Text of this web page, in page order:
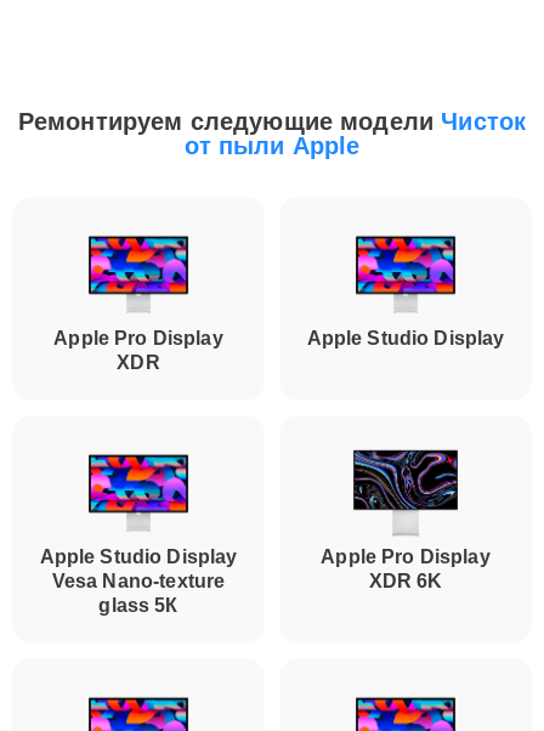
Ремонтируем следующие модели Чисток
от пыли Apple
Apple Pro Display
XDR
Apple Studio Display
Apple Studio Display
Vesa Nano-texture
glass 5К
Apple Pro Display
XDR 6K